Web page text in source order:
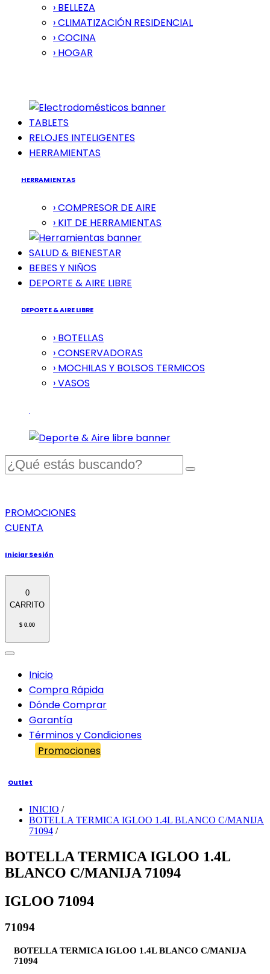
› BELLEZA
› CLIMATIZACIÓN RESIDENCIAL
› COCINA
› HOGAR
TABLETS
RELOJES INTELIGENTES
HERRAMIENTAS
HERRAMIENTAS
› COMPRESOR DE AIRE
› KIT DE HERRAMIENTAS
SALUD & BIENESTAR
BEBES Y NIÑOS
DEPORTE & AIRE LIBRE
DEPORTE & AIRE LIBRE
› BOTELLAS
› CONSERVADORAS
› MOCHILAS Y BOLSOS TERMICOS
› VASOS
PROMOCIONES
CUENTA
Iniciar Sesión
0
CARRITO
$ 0.00
Inicio
Compra Rápida
Dónde Comprar
Garantía
Términos y Condiciones
Promociones
Outlet
INICIO /
BOTELLA TERMICA IGLOO 1.4L BLANCO C/MANIJA
71094 /
BOTELLA TERMICA IGLOO 1.4L
BLANCO C/MANIJA 71094
IGLOO 71094
71094
BOTELLA TERMICA IGLOO 1.4L BLANCO C/MANIJA
71094